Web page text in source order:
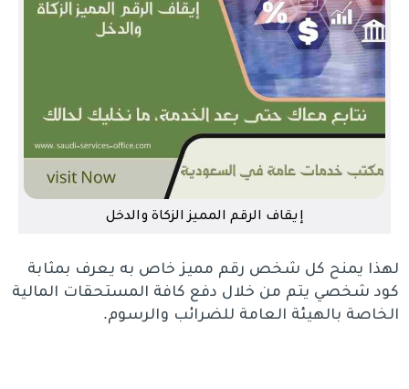
إيقاف الرقم المميز الزكاة والدخل
لهذا يمنح كل شخص رقم مميز خاص به يعرف بمثابة
كود شخصي يتم من خلال دفع كافة المستحقات المالية
الخاصة بالهيئة العامة للضرائب والرسوم.